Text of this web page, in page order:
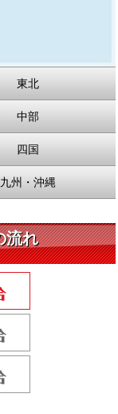
東北
中部
四国
九州・沖縄